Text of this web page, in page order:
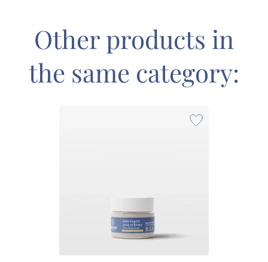
Other products in
the same category: